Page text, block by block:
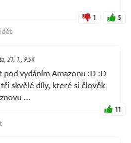
1 5
21. 1., 9:54
vydáním Amazonu :D :D
skvělé díly, které si člověk
...
11